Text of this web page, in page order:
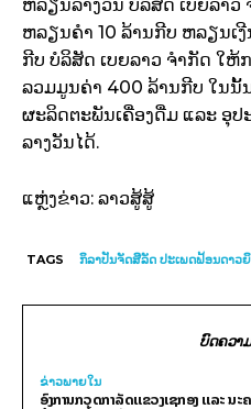
ຫລຽນລາງວັນ ບໍລິສັດ ເບຍລາວ
ຫລຽນຄຳ 10 ລ້ານກີບ ຫລຽນເ
ກີບ ບໍລິສັດ ເບຍລາວ ຈຳກັດ ໃຫ້
ລວມມູນຄ່າ 400 ລ້ານກີບ ໃນນັ້
ຜະລິດຕະພັນເຄື່ອງດື່ມ ແລະ ອຸ
ລາງວັນໄດ້.
ແຫຼ່ງຂ່າວ: ລາວສູ້ສູ້
TAGS ກິລາປັນຈັດສີລັດ ປະເພດຟ້ອນດາວ
ບົດຄວາ
ຂ່າວພາຍ​ໃນ
ອົງການກວດກາລັດແຂວງເຊກອງ ແລະ